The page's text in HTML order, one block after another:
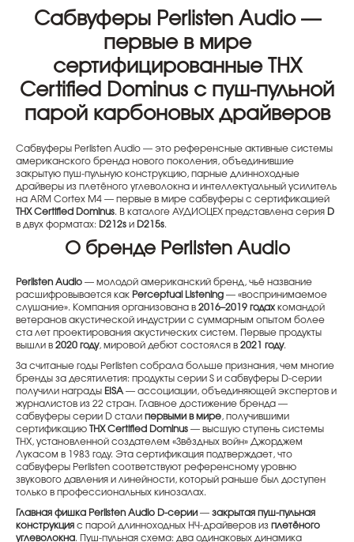
Сабвуферы Perlisten Audio —
первые в мире
сертифицированные THX
Certified Dominus с пуш-пульной
парой карбоновых драйверов
Сабвуферы Perlisten Audio — это референсные активные системы
американского бренда нового поколения, объединившие
закрытую пуш-пульную конструкцию, парные длинноходные
драйверы из плетёного углеволокна и интеллектуальный усилитель
на ARM Cortex M4 — первые в мире сабвуферы с сертификацией
THX Certified Dominus. В каталоге АУДИОЦЕХ представлена серия D
в двух форматах: D212s и D215s.
О бренде Perlisten Audio
Perlisten Audio — молодой американский бренд, чьё название
расшифровывается как Perceptual Listening — «воспринимаемое
слушание». Компания организована в 2016–2019 годах командой
ветеранов акустической индустрии с суммарным опытом более
ста лет проектирования акустических систем. Первые продукты
вышли в 2020 году, мировой дебют состоялся в 2021 году.
За считаные годы Perlisten собрала больше признания, чем многие
бренды за десятилетия: продукты серии S и сабвуферы D-серии
получили награды EISA — ассоциации, объединяющей экспертов и
журналистов из 22 стран. Главное достижение бренда —
сабвуферы серии D стали первыми в мире, получившими
сертификацию THX Certified Dominus — высшую ступень системы
THX, установленной создателем «Звёздных войн» Джорджем
Лукасом в 1983 году. Эта сертификация подтверждает, что
сабвуферы Perlisten соответствуют референсному уровню
звукового давления и линейности, который раньше был доступен
только в профессиональных кинозалах.
Главная фишка Perlisten Audio D-серии — закрытая пуш-пульная
конструкция с парой длинноходных НЧ-драйверов из плетёного
углеволокна. Пуш-пульная схема: два одинаковых динамика